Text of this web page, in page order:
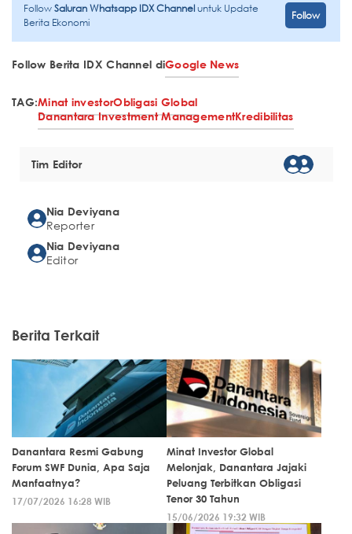
FollowSaluran Whatsapp IDX Channeluntuk Update
Berita Ekonomi
Follow
Follow Berita IDX Channel diGoogle News
TAG:Minat investorObligasi Global
Danantara Investment ManagementKredibilitas
Tim Editor
Nia Deviyana
Reporter
Nia Deviyana
Editor
Berita Terkait
Danantara Resmi Gabung
Forum SWF Dunia, Apa Saja
Manfaatnya?
17/07/2026 16:28 WIB
Minat Investor Global
Melonjak, Danantara Jajaki
Peluang Terbitkan Obligasi
Tenor 30 Tahun
15/06/2026 19:32 WIB